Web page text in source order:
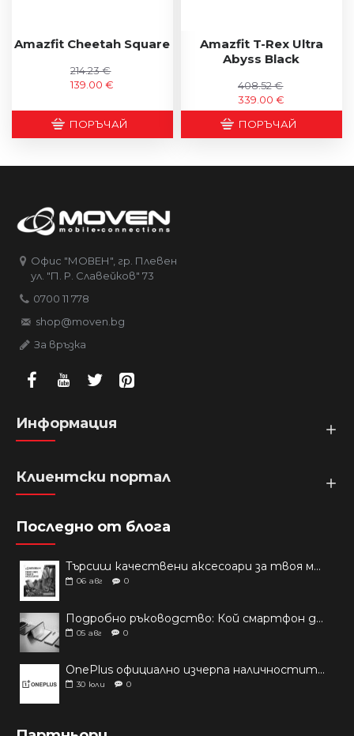
Amazfit Cheetah Square
139.00 €
214.23 €
ПОРЪЧАЙ
Amazfit T-Rex Ultra
Abyss Black
339.00 €
408.52 €
ПОРЪЧАЙ
Офис "МОВЕН", гр. Плевен
ул. "П. Р. Славейков" 73
0700 11 778
shop@moven.bg
За връзка
Информация
Клиентски портал
Последно от блога
Търсиш качествени аксесоари за твоя модел? Как правилно да защитим новия си смартфон: Ръководство за аксесоари през 2026 г.
06 авг 0
Подробно ръководство: Кой смартфон да купиш през 2026 г.?
05 авг 0
OnePlus официално изчерпа наличностите си от телефони на основни пазари
30 юли 0